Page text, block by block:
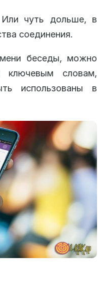
чуть дольше, в
соединения.
беседы, можно
ключевым словам,
использованы в